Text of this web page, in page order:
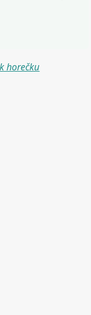
horečku